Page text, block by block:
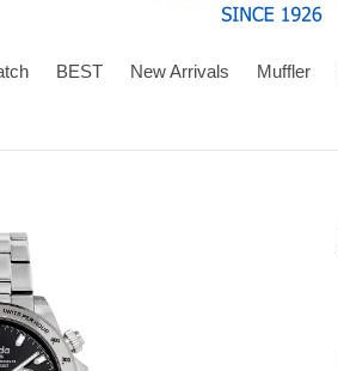
BEST New Arrivals Muffler